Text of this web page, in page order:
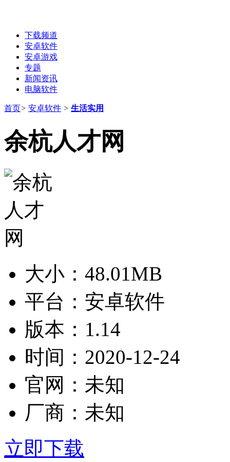
下载频道
安卓软件
安卓游戏
专题
新闻资讯
电脑软件
首页> 安卓软件 > 生活实用
余杭人才网
大小： 48.01MB
平台： 安卓软件
版本： 1.14
时间： 2020-12-24
官网： 未知
厂商： 未知
立即下载